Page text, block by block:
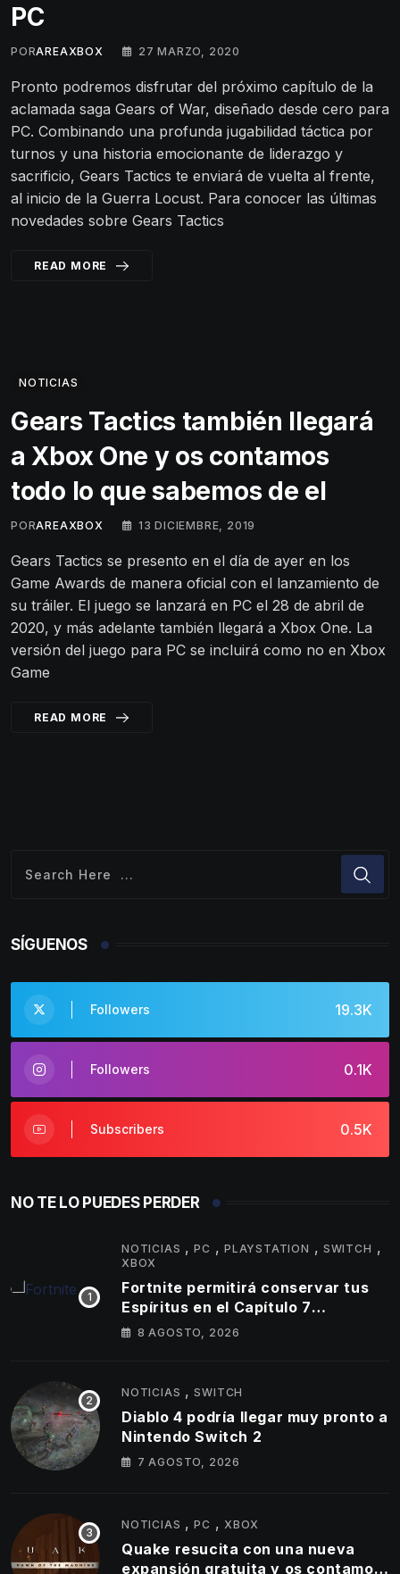
PC
PORAREAXBOX 27 MARZO, 2020
Pronto podremos disfrutar del próximo capítulo de la
aclamada saga Gears of War, diseñado desde cero para
PC. Combinando una profunda jugabilidad táctica por
turnos y una historia emocionante de liderazgo y
sacrificio, Gears Tactics te enviará de vuelta al frente,
al inicio de la Guerra Locust. Para conocer las últimas
novedades sobre Gears Tactics
READ MORE
NOTICIAS
Gears Tactics también llegará
a Xbox One y os contamos
todo lo que sabemos de el
PORAREAXBOX 13 DICIEMBRE, 2019
Gears Tactics se presento en el día de ayer en los
Game Awards de manera oficial con el lanzamiento de
su tráiler. El juego se lanzará en PC el 28 de abril de
2020, y más adelante también llegará a Xbox One. La
versión del juego para PC se incluirá como no en Xbox
Game
READ MORE
SÍGUENOS
19.3K
Followers
0.1K
Followers
0.5K
Subscribers
NO TE LO PUEDES PERDER
NOTICIAS ,PC ,PLAYSTATION , SWITCH ,
XBOX
Fortnite permitirá conservar tus
Espíritus en el Capítulo 7
Temporada 4
8 AGOSTO, 2026
NOTICIAS ,SWITCH
Diablo 4 podría llegar muy pronto a
Nintendo Switch 2
7 AGOSTO, 2026
NOTICIAS ,PC , XBOX
Quake resucita con una nueva
expansión gratuita y os contamos